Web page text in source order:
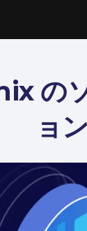
の
ョン